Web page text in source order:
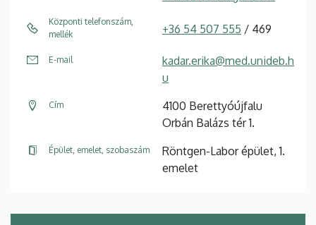
Központi telefonszám,
mellék
+36 54 507 555 / 469
E-mail
kadar.erika@med.unideb.h
u
Cím
4100 Berettyóújfalu
Orbán Balázs tér 1.
Épület, emelet, szobaszám
Röntgen-Labor épület, 1.
emelet